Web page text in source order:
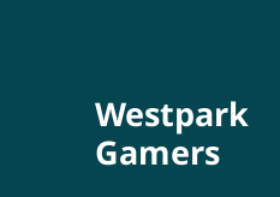
Westpark
Gamers